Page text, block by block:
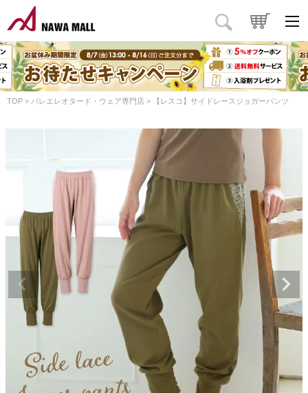
TOP バレエレオタード・ウェア専門店 【レスコ】サイドレースジョガーパンツ